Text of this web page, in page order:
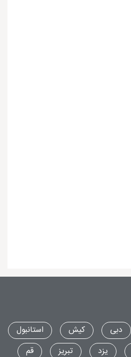
دبی کیش
استانبول
یزد تبریز قم